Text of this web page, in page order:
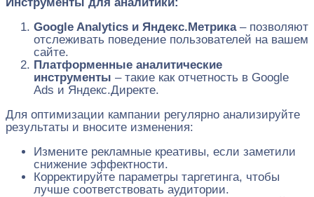
Google Analytics и Яндекс.Метрика– позволяют
отслеживать поведение пользователей на вашем
сайте.
Платформенные аналитические
инструменты – такие как отчетность в Google
Ads и Яндекс.Директе.
Для оптимизации кампании регулярно анализируйте
результаты и вносите изменения:
Измените рекламные креативы, если заметили
снижение эффектности.
Корректируйте параметры таргетинга, чтобы
лучше соответствовать аудитории.